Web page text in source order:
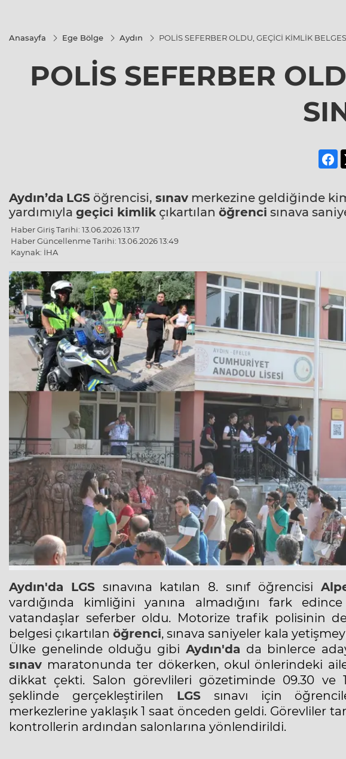
Anasayfa Ege Bölge Aydın POLİS SEFERBER OLDU, GEÇİCİ KİMLİK
POLİS SEFERBER
Aydın’da LGS öğrencisi, sınav merkezine geldiğinde
yardımıyla geçici kimlik çıkartılan öğrenci sınava
Haber Giriş Tarihi: 13.06.2026 13:17
Haber Güncellenme Tarihi: 13.06.2026 13:49
Kaynak: İHA
Aydın'da LGSsınavına katılan 8. sınıf öğrencisi
vardığında kimliğini yanına almadığını fark edince
vatandaşlar seferber oldu. Motorize trafik polisinin
belgesi çıkartılan öğrenci, sınava saniyeler kala
Ülke genelinde olduğu gibi Aydın'da da binlerce
sınav maratonunda ter dökerken, okul önlerindeki
dikkat çekti. Salon görevlileri gözetiminde 09.30 ve
şeklinde gerçekleştirilen LGSsınavı için
merkezlerine yaklaşık 1 saat önceden geldi. Görevliler
kontrollerin ardından salonlarına yönlendirildi.